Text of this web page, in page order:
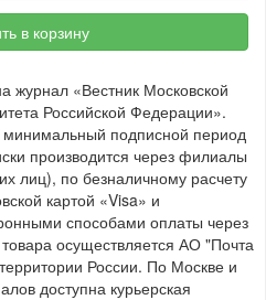
в корзину
журнал «Вестник Московской
Российской Федерации».
подписной период
производится через филиалы
лиц), по безналичному расчету
картой «Visa» и
способами оплаты через
осуществляется АО "Почта
России. По Москве и
доступна курьерская